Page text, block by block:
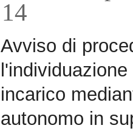
14
Avviso di
incarico
autonomo in